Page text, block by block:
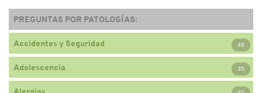
PREGUNTAS POR PATOLOGÍAS:
Accidentes y Seguridad 48
Adolescencia 35